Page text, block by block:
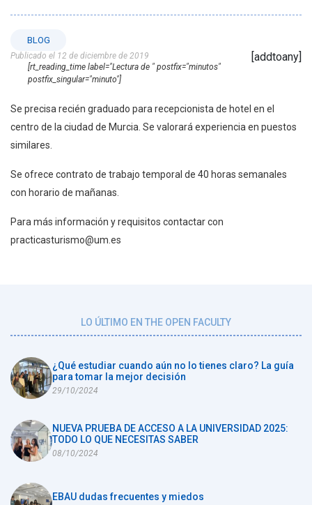
BLOG
Publicado el 12 de diciembre de 2019
[rt_reading_time label="Lectura de " postfix="minutos"
postfix_singular="minuto"]
[addtoany]
Se precisa recién graduado para recepcionista de hotel en el
centro de la ciudad de Murcia. Se valorará experiencia en puestos
similares.
Se ofrece contrato de trabajo temporal de 40 horas semanales
con horario de mañanas.
Para más información y requisitos contactar con
practicasturismo@um.es
LO ÚLTIMO EN THE OPEN FACULTY
¿Qué estudiar cuando aún no lo tienes claro? La guía
para tomar la mejor decisión
29/10/2024
NUEVA PRUEBA DE ACCESO A LA UNIVERSIDAD 2025:
TODO LO QUE NECESITAS SABER
08/10/2024
EBAU dudas frecuentes y miedos